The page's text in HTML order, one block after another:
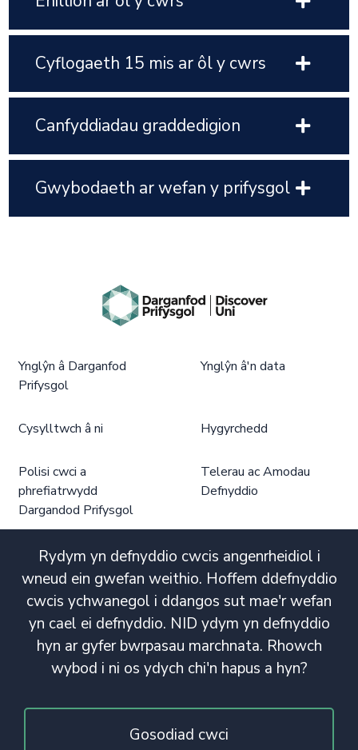
Cyflogaeth 15 mis ar ôl y cwrs
Canfyddiadau graddedigion
Gwybodaeth ar wefan y prifysgol
Rydym yn defnyddio cwcis angenrheidiol i
wneud ein gwefan weithio. Hoffem ddefnyddio
cwcis ychwanegol i ddangos sut mae'r wefan
yn cael ei defnyddio. NID ydym yn defnyddio
hyn ar gyfer bwrpasau marchnata. Rhowch
wybod i ni os ydych chi'n hapus a hyn?
Gosodiad cwci
Ynglŷn â Darganfod
Prifysgol
Ynglŷn â'n data
Cysylltwch â ni Hygyrchedd
Polisi cwci a
phrefiatrwydd
Dargandod Prifysgol
Telerau ac Amodau
Defnyddio